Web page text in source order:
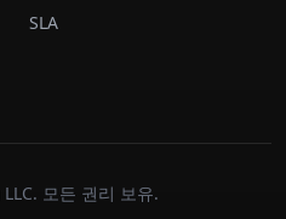
SLA
LLC. 모든 권리 보유.